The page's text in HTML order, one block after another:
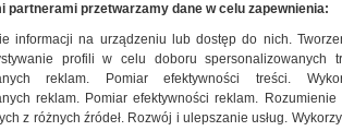
artykułu
AI
partnerami przetwarzamy dane w celu zapewnienia:
informacji na urządzeniu lub dostęp do nich.
profili w celu doboru spersonalizowanych
reklam. Pomiar efektywności treści.
reklam. Pomiar efektywności reklam.
z różnych źródeł. Rozwój i ulepszanie usług.